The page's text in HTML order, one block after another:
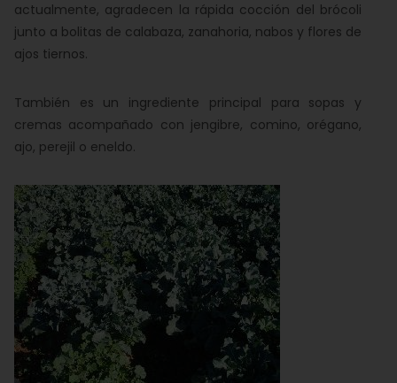
actualmente, agradecen la rápida cocción del brócoli
junto a bolitas de calabaza, zanahoria, nabos y flores de
ajos tiernos.
También es un ingrediente principal para sopas y
cremas acompañado con jengibre, comino, orégano,
ajo, perejil o eneldo.